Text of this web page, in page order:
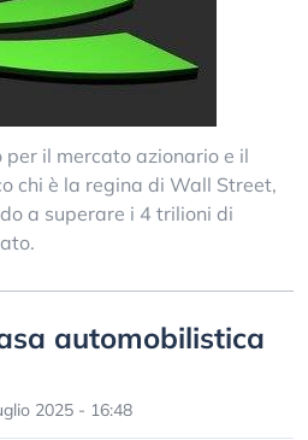
il mercato azionario e il
chi è la regina di Wall Street,
a superare i 4 trilioni di
automobilistica
2025 - 16:48